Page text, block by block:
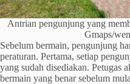
Antrian pengunjung yang
Gmaps/
Sebelum bermain, pengunjung
peraturan. Pertama, setiap
yang sudah disediakan. Petugas
bermain yang benar sebelum